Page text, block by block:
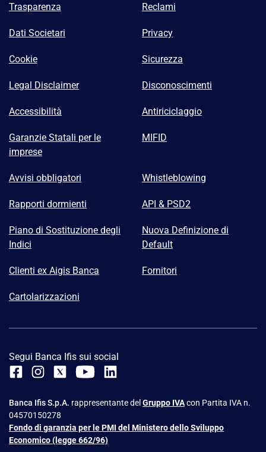
Trasparenza Reclami
Dati Societari Privacy
Cookie Sicurezza
Legal Disclaimer Disconoscimenti
Accessibilità Antiriciclaggio
Garanzie Statali per le
imprese
MIFID
Avvisi obbligatori Whistleblowing
Rapporti dormienti API & PSD2
Piano di Sostituzione degli
Indici
Nuova Definizione di
Default
Clienti ex Aigis Banca Fornitori
Cartolarizzazioni
Segui Banca Ifis sui social
Banca Ifis S.p.A. rappresentante del Gruppo IVAcon Partita IVA n.
04570150278
Fondo di garanzia per le PMI del Ministero dello Sviluppo
Economico (legge 662/96)